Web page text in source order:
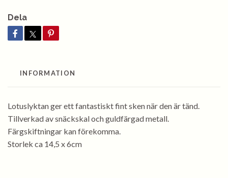
Dela
INFORMATION
Lotuslyktan ger ett fantastiskt fint sken när den är tänd.
Tillverkad av snäckskal och guldfärgad metall.
Färgskiftningar kan förekomma.
Storlek ca 14,5 x 6cm